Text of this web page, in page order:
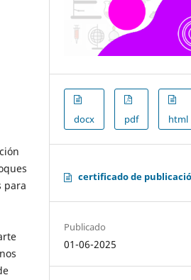
para
docx pdf html
certificado de
Publicado
01-06-2025